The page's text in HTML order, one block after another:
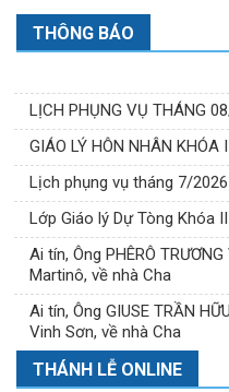
THÔNG BÁO
LỊCH PHỤNG VỤ THÁNG
GIÁO LÝ HÔN NHÂN KHÓA
Lịch phụng vụ tháng 7/2026
Lớp Giáo lý Dự Tòng Khóa
Ai tín, Ông PHÊRÔ
Martinô, về nhà Cha
Ai tín, Ông GIUSE TRẦN
Vinh Sơn, về nhà Cha
THÁNH LỄ ONLINE